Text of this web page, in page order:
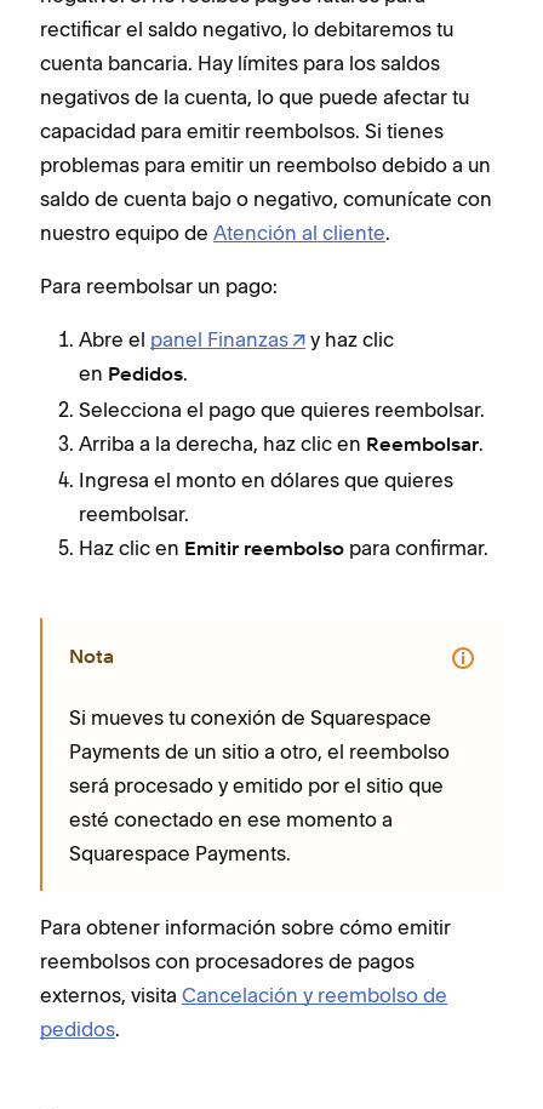
rectificar el saldo negativo, lo debitaremos tu
cuenta bancaria. Hay límites para los saldos
negativos de la cuenta, lo que puede afectar tu
capacidad para emitir reembolsos. Si tienes
problemas para emitir un reembolso debido a un
saldo de cuenta bajo o negativo, comunícate con
nuestro equipo de Atención al cliente.
Para reembolsar un pago:
Abre el panel Finanzas
y haz clic
en Pedidos.
Selecciona el pago que quieres reembolsar.
Arriba a la derecha, haz clic en Reembolsar.
Ingresa el monto en dólares que quieres
reembolsar.
Haz clic en Emitir reembolso para confirmar.
Nota
Si mueves tu conexión de Squarespace
Payments de un sitio a otro, el reembolso
será procesado y emitido por el sitio que
esté conectado en ese momento a
Squarespace Payments.
Para obtener información sobre cómo emitir
reembolsos con procesadores de pagos
externos, visita Cancelación y reembolso de
pedidos.